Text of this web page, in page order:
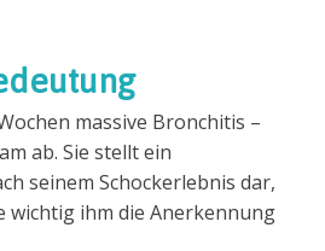
massive Bronchitis –
ab. Sie stellt ein
seinem Schockerlebnis dar,
wichtig ihm die Anerkennung